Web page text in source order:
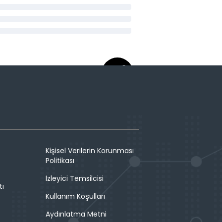
Kişisel Verilerin Korunması
Politikası
İzleyici Temsilcisi
Kullanım Koşulları
Aydınlatma Metni